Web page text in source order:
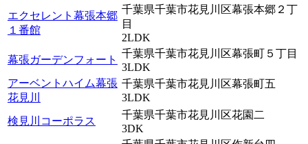
エクセレント幕張本郷
１番館
千葉県千葉市花見川区幕張本郷２丁
目
2LDK
幕張ガーデンフォート
千葉県千葉市花見川区幕張町５丁目
3LDK
アーベントハイム幕張
花見川
千葉県千葉市花見川区幕張町五
3LDK
検見川コーポラス
千葉県千葉市花見川区花園二
3DK